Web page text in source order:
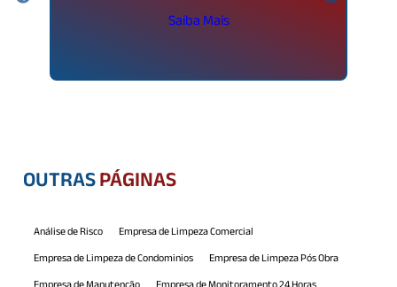
Saiba Mais
OUTRASPÁGINAS
Análise de Risco
Empresa de Limpeza Comercial
Empresa de Limpeza de Condominios
Empresa de Limpeza Pós Obra